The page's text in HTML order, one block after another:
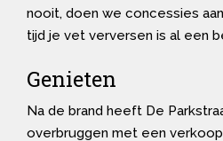
nooit, doen we concessies
tijd je vet verversen is al een
Genieten
Na de brand heeft De
overbruggen met een